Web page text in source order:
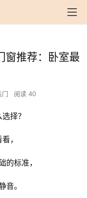
窗推荐：卧室最
门 阅读 40
择？
，
的标准，
音。